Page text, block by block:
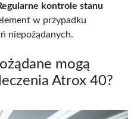
kontrole stanu
w przypadku
niepożądanych.
mogą
Atrox 40?